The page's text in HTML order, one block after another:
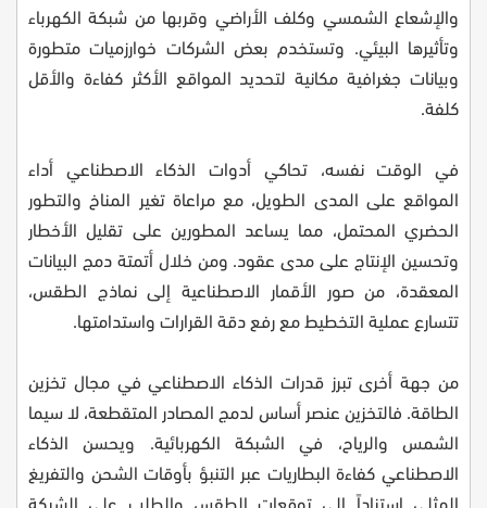
والإشعاع الشمسي وكلف الأراضي وقربها من شبكة الكهرباء
وتأثيرها البيئي. وتستخدم بعض الشركات خوارزميات متطورة
وبيانات جغرافية مكانية لتحديد المواقع الأكثر كفاءة والأقل
كلفة.
في الوقت نفسه، تحاكي أدوات الذكاء الاصطناعي أداء
المواقع على المدى الطويل، مع مراعاة تغير المناخ والتطور
الحضري المحتمل، مما يساعد المطورين على تقليل الأخطار
وتحسين الإنتاج على مدى عقود. ومن خلال أتمتة دمج البيانات
المعقدة، من صور الأقمار الاصطناعية إلى نماذج الطقس،
تتسارع عملية التخطيط مع رفع دقة القرارات واستدامتها.
من جهة أخرى تبرز قدرات الذكاء الاصطناعي في مجال تخزين
الطاقة. فالتخزين عنصر أساس لدمج المصادر المتقطعة، لا سيما
الشمس والرياح، في الشبكة الكهربائية. ويحسن الذكاء
الاصطناعي كفاءة البطاريات عبر التنبؤ بأوقات الشحن والتفريغ
المثلى استناداً إلى توقعات الطقس والطلب على الشبكة